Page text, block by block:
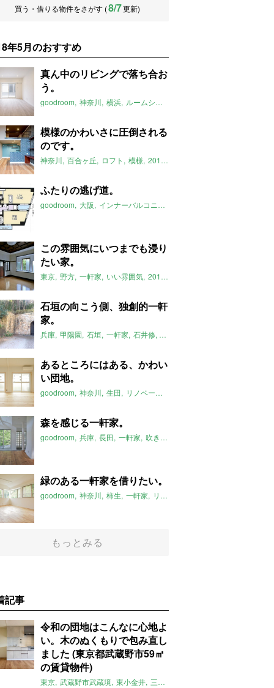
買う・借りる物件をさがす (8/7更新)
年5月のおすすめ
真ん中のリビングで落ち合お
う。
goodroom 神奈川 横浜 ルームシェア
模様のかわいさに圧倒される
のです。
神奈川 百合ヶ丘 ロフト 模様 2018年5月のおすすめ
ふたりの逃げ道。
goodroom 大阪 インナーバルコニー
この雰囲気にいつまでも浸り
たい家。
東京 野方 一軒家 いい雰囲気 2018年5月のおすすめ
石垣の向こう側、独創的一軒
家。
兵庫 甲陽園 石垣 一軒家 石井修 2018年5月のおすすめ
あるところにはある、かわい
い団地。
goodroom 神奈川 生田 リノベーション
森を感じる一軒家。
goodroom 兵庫 長田 一軒家 吹き抜け
緑のある一軒家を借りたい。
goodroom 神奈川 柿生 一軒家 リノベーション
もっとみる
記事
令和の団地はこんなに心地よ
い。木のぬくもりで包み直し
ました (東京都武蔵野市59㎡
の賃貸物件)
東京 武蔵野市武蔵境 東小金井 三鷹